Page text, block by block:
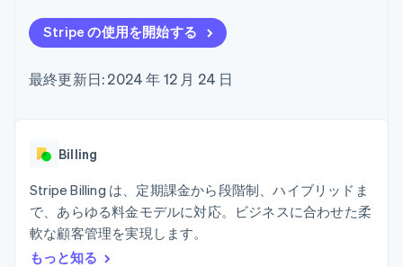
UI
Elements
ポーネント
決済手段
済手段を利用
対面支払い
Boost
決済成功率の
最適化
Link
スピーディー
消費税と
VAT の自動
Recognition
自動化
ポート
Data
Pipeline
データの同
アプリ内決済
マーケットプレイス
資金管理
SaaS
AI 企業
クリエイターエコノミ―
ゲーム
ホスピタリティ、旅行、
マーケットプレイスを構
築する
サブスクリプションを管
従量課金請求を提供
のカードを発行
リソース
お問い合わせ
Stripe の使用を開始する
最終更新日: 2024 年 12 月 24 日
Billing
Stripe Billing は、定期課金から段階制、ハイブリッドま
で、あらゆる料金モデルに対応。ビジネスに合わせた柔
軟な顧客管理を実現します。
もっと知る